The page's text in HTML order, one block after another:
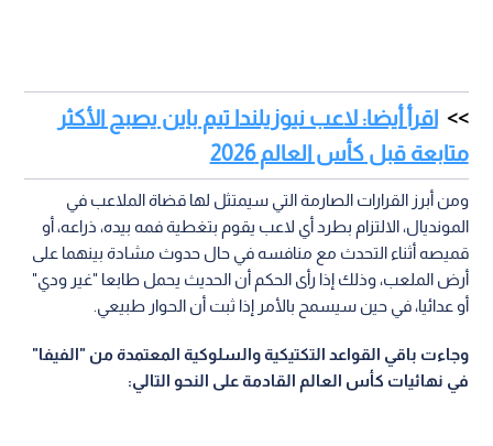
اقرأ أيضا: لاعب نيوزيلندا تيم باين يصبح الأكثر
متابعة قبل كأس العالم 2026
ومن أبرز القرارات الصارمة التي سيمتثل لها قضاة الملاعب في
المونديال، الالتزام بطرد أي لاعب يقوم بتغطية فمه بيده، ذراعه، أو
قميصه أثناء التحدث مع منافسه في حال حدوث مشادة بينهما على
أرض الملعب، وذلك إذا رأى الحكم أن الحديث يحمل طابعا "غير ودي"
أو عدائيا، في حين سيسمح بالأمر إذا ثبت أن الحوار طبيعي.
وجاءت باقي القواعد التكتيكية والسلوكية المعتمدة من "الفيفا"
في نهائيات كأس العالم القادمة على النحو التالي: